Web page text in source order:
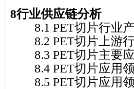
8行业供应链分析
8.1 PET切片行业产
8.2 PET切片上游行
8.3 PET切片主要应
8.4 PET切片应用领
8.5 PET切片应用领